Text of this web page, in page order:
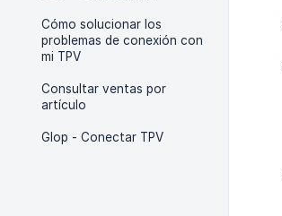
Cómo solucionar los
problemas de conexión con
mi TPV
Consultar ventas por
artículo
Glop - Conectar TPV